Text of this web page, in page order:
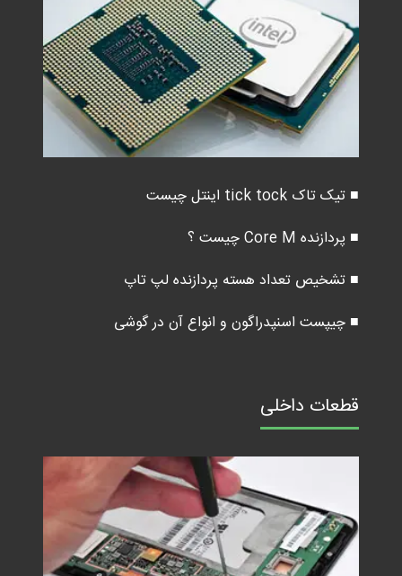
■ تیک تاک tick tock اینتل چیست
■ پردازنده Core M چیست ؟
■ تشخیص تعداد هسته پردازنده لپ تاپ
■ چیپست اسنپدراگون و انواع آن در گوشی
قطعات داخلی